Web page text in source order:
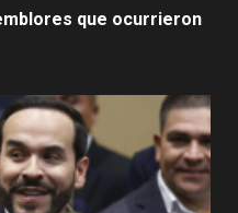
que ocurrieron